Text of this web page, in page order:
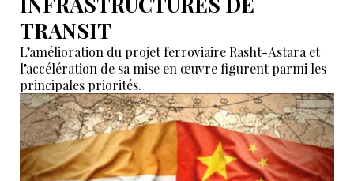
TRANSIT
L’amélioration du projet ferroviaire Rasht-Astara et
l’accélération de sa mise en œuvre figurent parmi les
principales priorités.